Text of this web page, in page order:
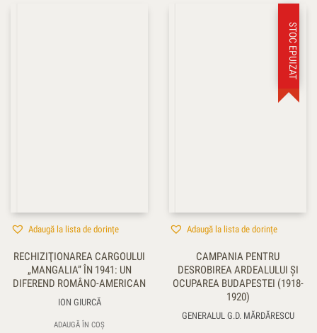
Adaugă la lista de dorințe
RECHIZIŢIONAREA CARGOULUI
„MANGALIA” ÎN 1941: UN
DIFEREND ROMÂNO-AMERICAN
ION GIURCĂ
ADAUGĂ ÎN COȘ
STOC EPUIZAT
Adaugă la lista de dorințe
CAMPANIA PENTRU
DESROBIREA ARDEALULUI ŞI
OCUPAREA BUDAPESTEI (1918-
1920)
GENERALUL G.D. MĂRDĂRESCU